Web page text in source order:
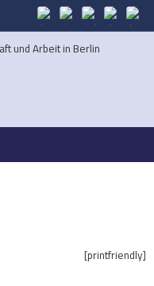
[printfriendly]